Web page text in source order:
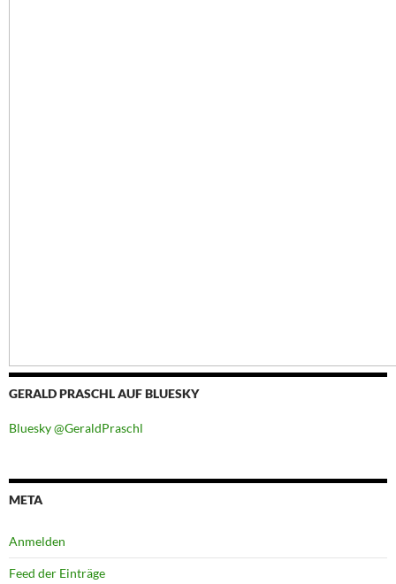
GERALD PRASCHL AUF BLUESKY
Bluesky @GeraldPraschl
META
Anmelden
Feed der Einträge